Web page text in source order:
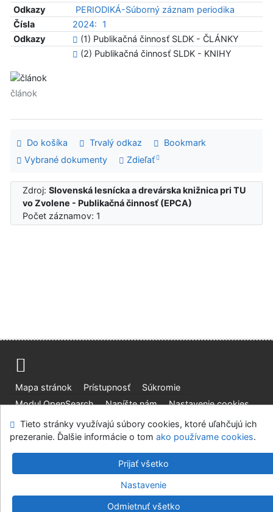
Odkazy
PERIODIKÁ-Súborný záznam periodika
Čísla
2024:
1
Odkazy
(1) Publikačná činnosť SLDK - ČLÁNKY
(2) Publikačná činnosť SLDK - KNIHY
článok
Do košíka Trvalý odkaz
Bookmark
Vybrané dokumenty
Zdieľať
Zdroj:Slovenská lesnícka a drevárska knižnica pri TU
vo Zvolene - Publikačná činnosť (EPCA)
Počet záznamov: 1
Mapa stránok Prístupnosť
Súkromie
Modul OpenSearch
Napíšte nám Nastavenie cookies
Slovenská lesnícka a drevárska knižnica pri Technickej
v.4.8.63a-Cosmotron Slovakia, s.r.o.
Tieto stránky využívajú súbory cookies, ktoré uľahčujú ich
prezeranie. Ďalšie informácie o tom ako používame cookies.
Prijať všetko
Nastavenie
Odmietnuť všetko